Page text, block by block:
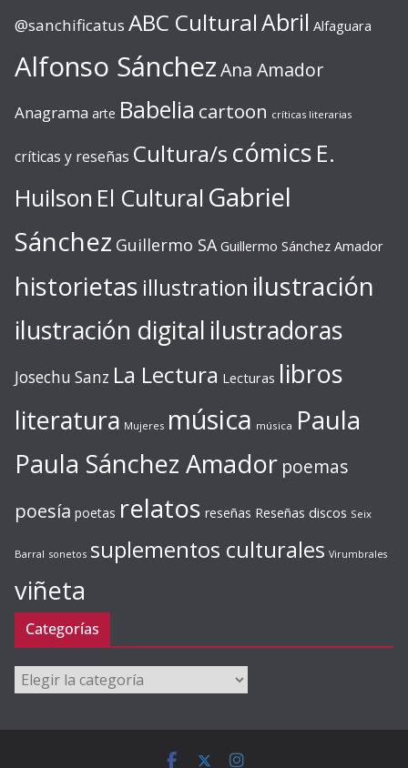
@sanchificatus ABC CulturalAbril Alfaguara
Alfonso SánchezAna Amador
Anagrama arte Babelia cartoon críticas literarias
críticas y reseñas Cultura/s cómics E.
Huilson El Cultural Gabriel
Sánchez Guillermo SA Guillermo Sánchez Amador
historietas illustration ilustración
ilustración digital ilustradoras
Josechu Sanz La Lectura Lecturas libros
literatura Mujeres música música Paula
Paula Sánchez Amador poemas
poesía poetas relatos reseñas Reseñas discos Seix
Barral sonetos suplementos culturales Virumbrales
viñeta
Categorías
Categorías